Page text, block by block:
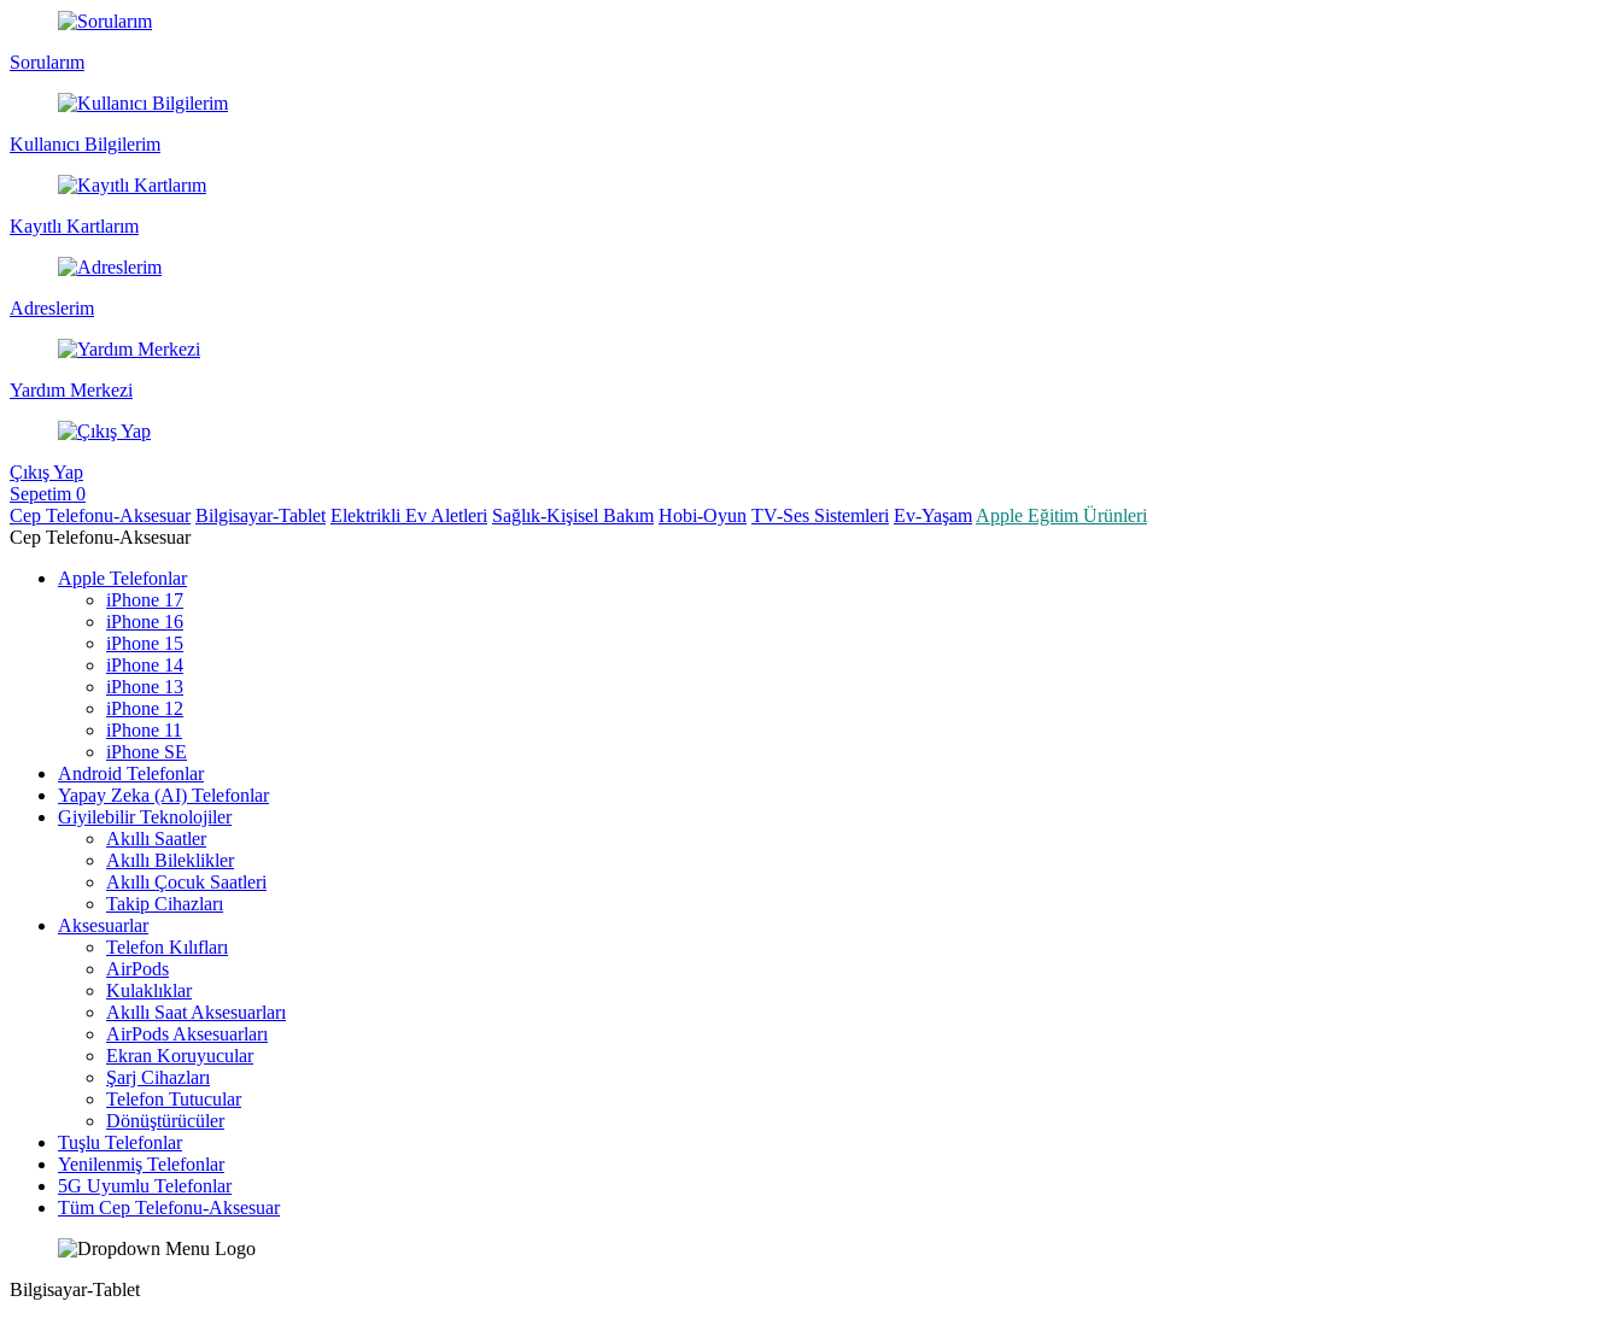
Sorularım
Kullanıcı Bilgilerim
Kayıtlı Kartlarım
Adreslerim
Yardım Merkezi
Çıkış Yap
Sepetim 0
Cep Telefonu-Aksesuar Bilgisayar-Tablet Elektrikli Ev Aletleri Sağlık-Kişisel Bakım Hobi-Oyun TV-Ses Sistemleri Ev-Yaşam Apple Eğitim Ürünleri
Cep Telefonu-Aksesuar
Apple Telefonlar
iPhone 17
iPhone 16
iPhone 15
iPhone 14
iPhone 13
iPhone 12
iPhone 11
iPhone SE
Android Telefonlar
Yapay Zeka (AI) Telefonlar
Giyilebilir Teknolojiler
Akıllı Saatler
Akıllı Bileklikler
Akıllı Çocuk Saatleri
Takip Cihazları
Aksesuarlar
Telefon Kılıfları
AirPods
Kulaklıklar
Akıllı Saat Aksesuarları
AirPods Aksesuarları
Ekran Koruyucular
Şarj Cihazları
Telefon Tutucular
Dönüştürücüler
Tuşlu Telefonlar
Yenilenmiş Telefonlar
5G Uyumlu Telefonlar
Tüm Cep Telefonu-Aksesuar
Bilgisayar-Tablet